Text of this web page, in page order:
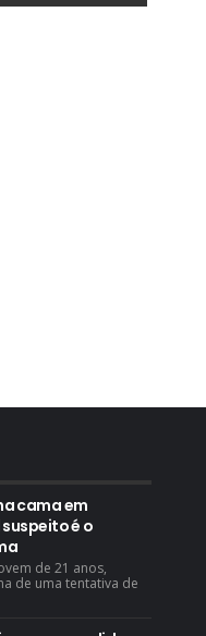
cama em
é o
de 21 anos,
de uma tentativa de